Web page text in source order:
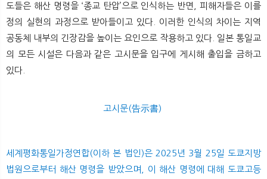
도들은 해산 명령을 ‘종교 탄압’으로 인식하는 반면, 피해자들은 이를
정의 실현의 과정으로 받아들이고 있다. 이러한 인식의 차이는 지역
공동체 내부의 긴장감을 높이는 요인으로 작용하고 있다. 일본 통일교
의 모든 시설은 다음과 같은 고시문을 입구에 게시해 출입을 금하고
있다.
고시문(告示書)
세계평화통일가정연합(이하 본 법인)은 2025년 3월 25일 도쿄지방
법원으로부터 해산 명령을 받았으며, 이 해산 명령에 대해 도쿄고등